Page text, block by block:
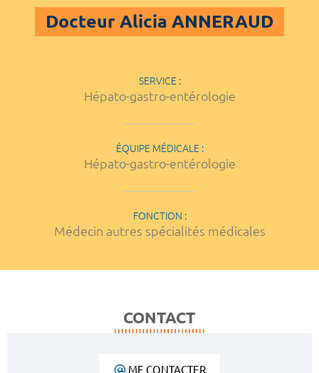
Docteur Alicia ANNERAUD
SERVICE :
Hépato-gastro-entérologie
ÉQUIPE MÉDICALE :
Hépato-gastro-entérologie
FONCTION :
Médecin autres spécialités médicales
CONTACT
ME CONTACTER